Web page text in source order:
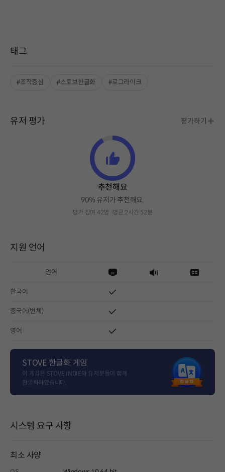
태그
#조작중심 #스토브한글화 #로그라이크
유저 평가 평가하기
추천해요
90% 유저가 추천해요.
평가 참여 42명 평균 2시간 52분
지원 언어
언어
한국어
중국어(번체)
영어
STOVE 한글화 게임
이 게임은 STOVE INDIE와 유저분들이 함께
한글화하였습니다.
시스템 요구 사항
최소 사양